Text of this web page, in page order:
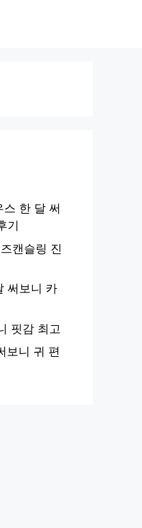
한 달 써
기
캔슬링 진
써보니 카
핏감 최고
보니 귀 편